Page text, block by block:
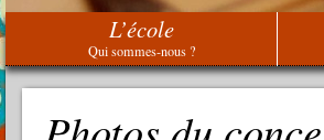
L’école
Qui sommes-nous ?